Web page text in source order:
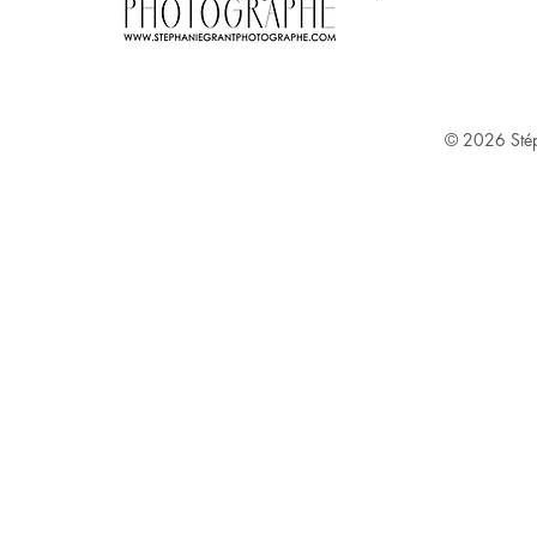
© 2026